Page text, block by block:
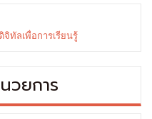
ทัลเพื่อการเรียนรู้
วยการ